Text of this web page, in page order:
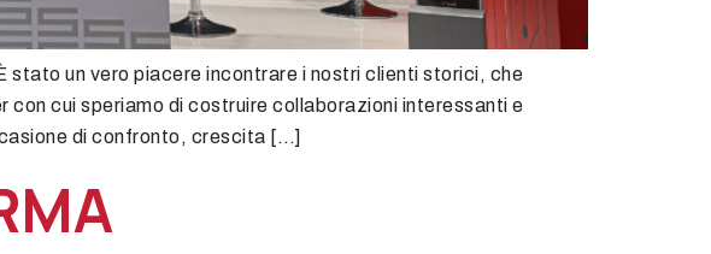
un vero piacere incontrare i nostri clienti storici, che
cui speriamo di costruire collaborazioni interessanti e
di confronto, crescita […]